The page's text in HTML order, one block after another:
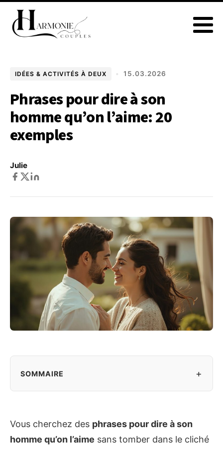
IDÉES & ACTIVITÉS À DEUX • 15.03.2026
Phrases pour dire à son
homme qu’on l’aime: 20
exemples
Julie
SOMMAIRE +
Vous cherchez des phrases pour dire à son
homme qu’on l’aime sans tomber dans le cliché